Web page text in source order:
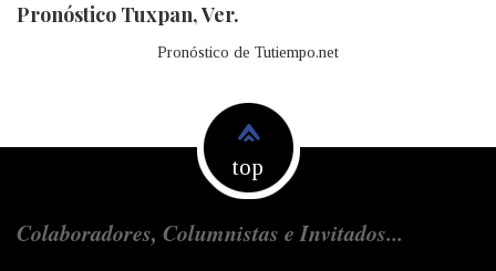
Pronóstico Tuxpan, Ver.
Pronóstico de Tutiempo.net
top
Colaboradores, Columnistas e Invitados...